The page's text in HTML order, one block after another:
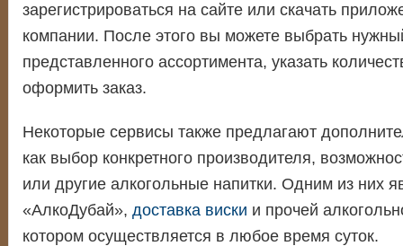
зарегистрироваться на сайте или скачать
компании. После этого вы можете выбрать
представленного ассортимента, указать
оформить заказ.
Некоторые сервисы также предлагают
как выбор конкретного производителя,
или другие алкогольные напитки. Одним из них
«АлкоДубай», доставка виски и прочей
котором осуществляется в любое время суток.